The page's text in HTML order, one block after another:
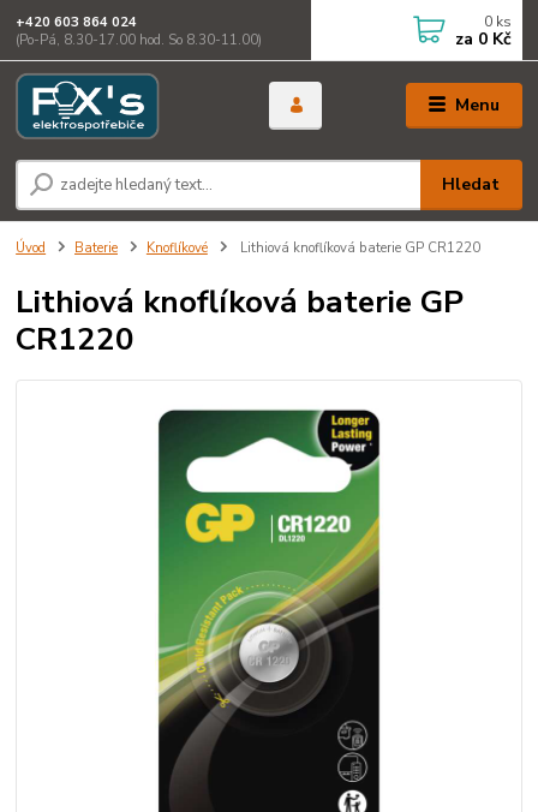
Menu
Hledat
+420 603 864 024
(Po-Pá, 8.30-17.00 hod. So 8.30-11.00)
0 ks
za 0 Kč
Úvod Baterie Knoflíkové Lithiová knoflíková baterie GP CR1220
Lithiová knoflíková baterie GP
CR1220